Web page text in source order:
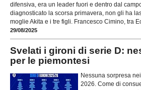
difensiva, era un leader fuori e dentro dal
diagnosticato la scorsa primavera, non gli ha
moglie Akita e i tre figli. Francesco Cimino, tra
29/08/2025
Svelati i gironi di serie D:
per le piemontesi
Nessuna sorpresa
2026. Come di